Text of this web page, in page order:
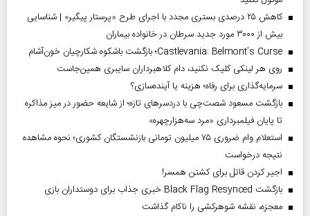
کاهش ۲۵ درصدی بستری مجدد با اجرای طرح «پرستار پیگیر» | شناسایی
بیش از ۳۰۰۰ مورد جدید سرطان در خانواده بیماران
Castlevania: Belmont’s Curse؛ بازگشت باشکوه شکارچیان خون‌آشام
روی هر لینکی کلیک نکنید، دام کلاهبرداران سایبری همین‌جاست
سرمایه‌گذاری برای رفاه؛ هزینه یا آینده‌سازی؟
بازگشت مسعود شصت‌چی با دردسر‌های تازه؛ از شایعه حضور در میز مذاکره
تا پایان فیلمبرداری «مرد سه‌هزارچهره»
استعلام وام ضروری ۷۵ میلیون تومانی بازنشستگان کشوری؛ نحوه مشاهده
نتیجه درخواست
اجیر کردن قاتل برای کشتن همسر!
بازگشت Black Flag Resynced خبری جذاب برای دوستداران بازی
معجزه، نقشه شوهرکشی را ناکام گذاشت